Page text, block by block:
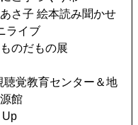
さ子 絵本読み聞かせ
ライブ
のだもの展
聴覚教育センター＆地
館
Up